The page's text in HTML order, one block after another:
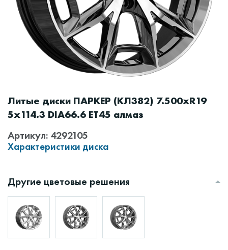
Литые диски ПАРКЕР (КЛ382) 7.500xR19
5x114.3 DIA66.6 ET45 алмаз
Артикул: 4292105
Характеристики диска
Другие цветовые решения